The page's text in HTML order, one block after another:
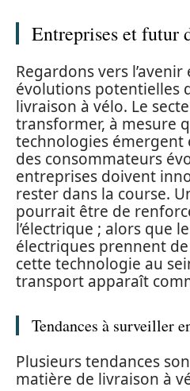
Entreprises et futur
Regardons vers
évolutions potentielles
livraison à vélo. Le
transformer, à mesure
technologies émergent
des consommateurs
entreprises doivent
rester dans la course.
pourrait être de
l’électrique ; alors que
électriques prennent
cette technologie au
transport apparaît
Tendances à surveiller
Plusieurs tendances
matière de livraison à